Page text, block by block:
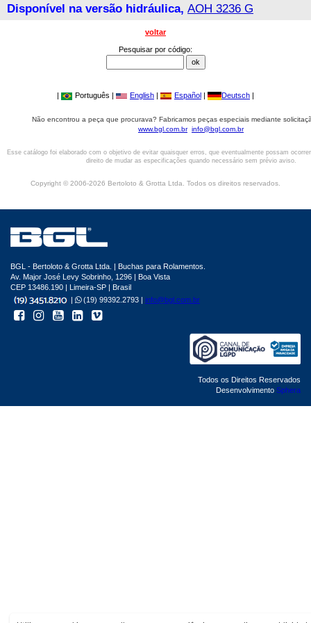
Disponível na versão hidráulica, AOH 3236 G
voltar
Pesquisar por código:
| Português | English | Español | Deutsch |
Não encontrou a peça que procurava? Fabricamos peças especiais mediante
www.bgl.com.br info@bgl.com.br
Esse catálogo foi elaborado com o objetivo de evitar quaisquer erros, que eventualmente possam
direito de mudar as especificações quando necessário sem prévio aviso.
Copyright © 2006-2026 Bertoloto & Grotta Ltda. Todos os direitos reservados.
BGL - Bertoloto & Grotta Ltda. | Buchas para Rolamentos.
Av. Major José Levy Sobrinho, 1296 | Boa Vista
CEP 13486.190 | Limeira-SP | Brasil
|
(19) 99392.2793 | info@bgl.com.br
Todos os Direitos Reservados
Desenvolvimento Sphera